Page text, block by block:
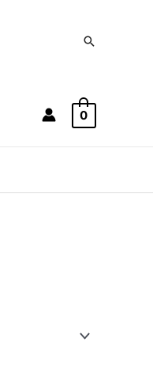
Hledat
0